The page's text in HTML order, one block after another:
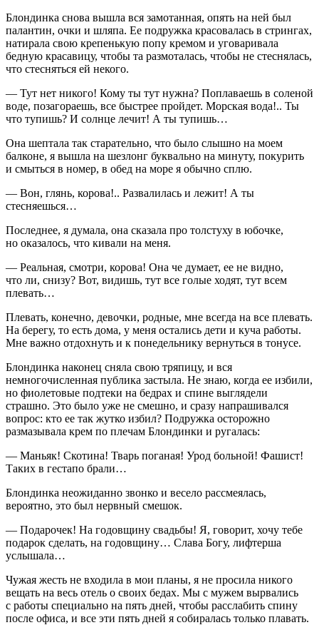
Блондинка снова вышла вся замотанная, опять на ней был
палантин, очки и шляпа. Ее подружка красовалась в стрингах,
натирала свою крепенькую попу кремом и уговаривала
бедную красавицу, чтобы та размоталась, чтобы не стеснялась,
что стесняться ей некого.
— Тут нет никого! Кому ты тут нужна? Поплаваешь в соленой
воде, позагораешь, все быстрее пройдет. Морская вода!.. Ты
что тупишь? И солнце лечит! А ты тупишь…
Она шептала так старательно, что было слышно на моем
балконе, я вышла на шезлонг буквально на минуту, покурить
и смыться в номер, в обед на море я обычно сплю.
— Вон, глянь, корова!.. Развалилась и лежит! А ты
стесняешься…
Последнее, я думала, она сказала про толстуху в юбочке,
но оказалось, что кивали на меня.
— Реальная, смотри, корова! Она че думает, ее не видно,
что ли, снизу? Вот, видишь, тут все голые ходят, тут всем
плевать…
Плевать, конечно, девочки, родные, мне всегда на все плевать.
На берегу, то есть дома, у меня остались дети и куча работы.
Мне важно отдохнуть и к понедельнику вернуться в тонусе.
Блондинка наконец сняла свою тряпицу, и вся
немногочисленная публика застыла. Не знаю, когда ее избили,
но фиолетовые подтеки на бедрах и спине выглядели
страшно. Это было уже не смешно, и сразу напрашивался
вопрос: кто ее так жутко избил? Подружка осторожно
размазывала крем по плечам Блондинки и ругалась:
— Маньяк! Скотина! Тварь поганая! Урод больной! Фашист!
Таких в гестапо брали…
Блондинка неожиданно звонко и весело рассмеялась,
вероятно, это был нервный смешок.
— Подарочек! На годовщину свадьбы! Я, говорит, хочу тебе
подарок сделать, на годовщину… Слава Богу, лифтерша
услышала…
Чужая жесть не входила в мои планы, я не просила никого
вещать на весь отель о своих бедах. Мы с мужем вырвались
с работы специально на пять дней, чтобы расслабить спину
после офиса, и все эти пять дней я собиралась только плавать.